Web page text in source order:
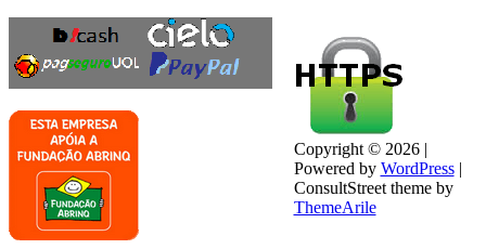
Copyright © 2026 |
Powered by WordPress |
ConsultStreet theme by
ThemeArile